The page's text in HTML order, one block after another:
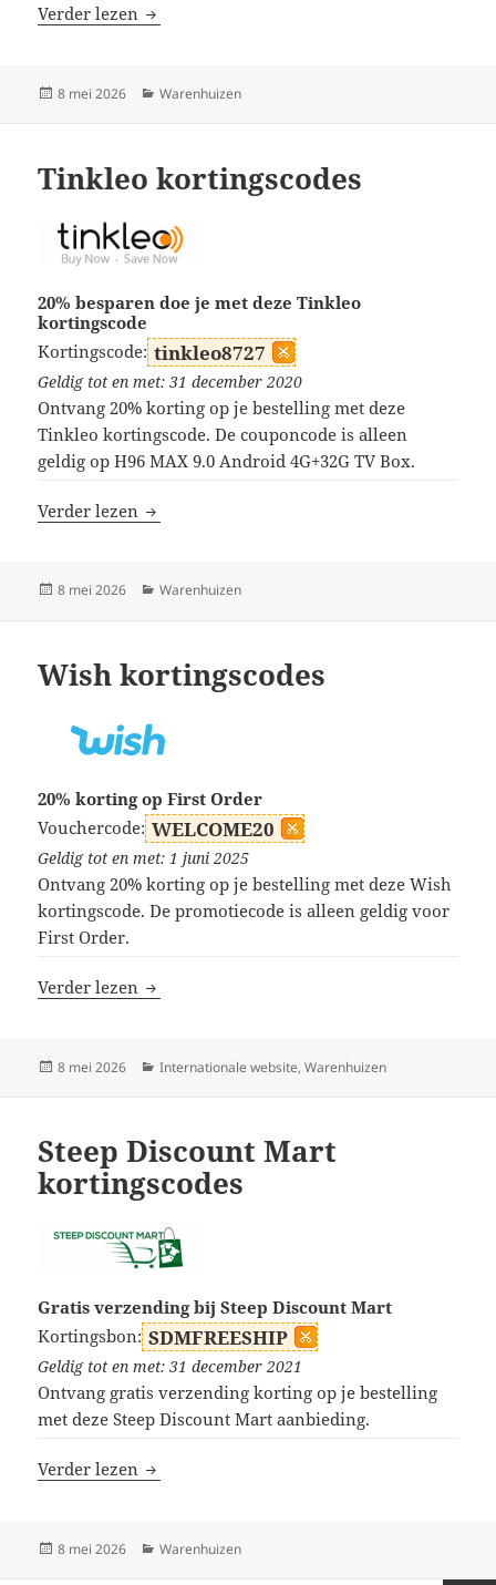
Verder lezen Fordeal kortingscodes
Geplaatst
8 mei 2026 Categorieën
Warenhuizen
Tinkleo kortingscodes
20% besparen doe je met deze Tinkleo
kortingscode
Kortingscode: tinkleo8727
Geldig tot en met: 31 december 2020
Ontvang 20% korting op je bestelling met deze
Tinkleo kortingscode. De couponcode is alleen
geldig op H96 MAX 9.0 Android 4G+32G TV Box.
Verder lezen Tinkleo kortingscodes
Geplaatst
8 mei 2026 Categorieën
Warenhuizen
Wish kortingscodes
20% korting op First Order
Vouchercode: WELCOME20
Geldig tot en met: 1 juni 2025
Ontvang 20% korting op je bestelling met deze Wish
kortingscode. De promotiecode is alleen geldig voor
First Order.
Verder lezen Wish kortingscodes
Geplaatst
8 mei 2026 Categorieën
Internationale website,Warenhuizen
Steep Discount Mart
kortingscodes
Gratis verzending bij Steep Discount Mart
Kortingsbon: SDMFREESHIP
Geldig tot en met: 31 december 2021
Ontvang gratis verzending korting op je bestelling
met deze Steep Discount Mart aanbieding.
Verder lezen Steep Discount Mart kortingscodes
Geplaatst
8 mei 2026 Categorieën
Warenhuizen